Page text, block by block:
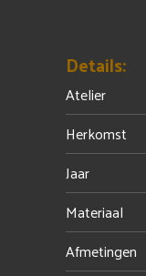
Details:
Atelier
Herkomst
Jaar
Materiaal
Afmetingen